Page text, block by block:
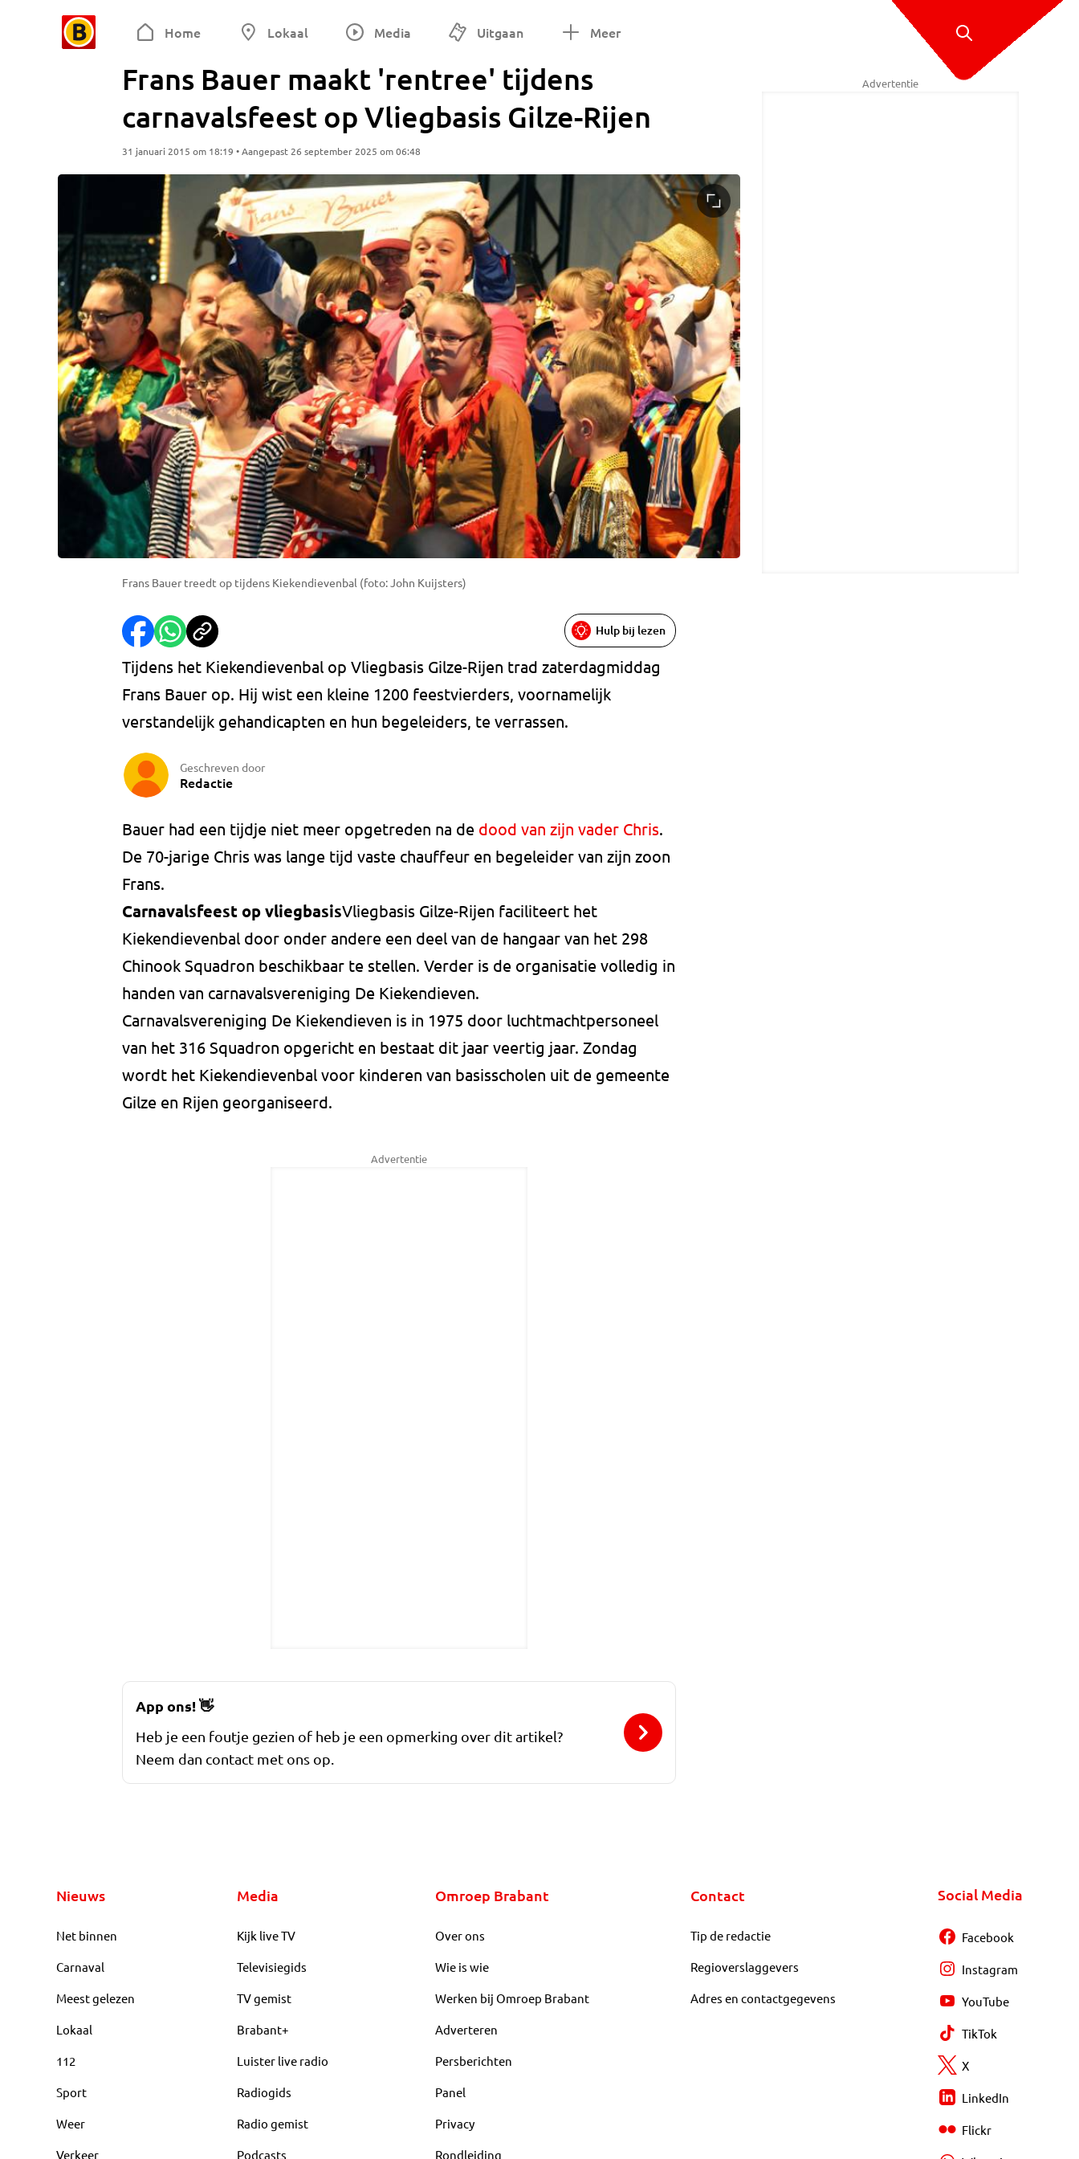
Home Lokaal Media Uitgaan Meer
Frans Bauer maakt 'rentree' tijdens
carnavalsfeest op Vliegbasis Gilze-Rijen
31 januari 2015 om 18:19 • Aangepast 26 september 2025 om 06:48
Frans Bauer treedt op tijdens Kiekendievenbal (foto: John Kuijsters)
Hulp bij lezen
Tijdens het Kiekendievenbal op Vliegbasis Gilze-Rijen trad zaterdagmiddag
Frans Bauer op. Hij wist een kleine 1200 feestvierders, voornamelijk
verstandelijk gehandicapten en hun begeleiders, te verrassen.
Geschreven door
Redactie
Bauer had een tijdje niet meer opgetreden na de dood van zijn vader Chris.
De 70-jarige Chris was lange tijd vaste chauffeur en begeleider van zijn zoon
Frans.
Carnavalsfeest op vliegbasisVliegbasis Gilze-Rijen faciliteert het
Kiekendievenbal door onder andere een deel van de hangaar van het 298
Chinook Squadron beschikbaar te stellen. Verder is de organisatie volledig in
handen van carnavalsvereniging De Kiekendieven.
Carnavalsvereniging De Kiekendieven is in 1975 door luchtmachtpersoneel
van het 316 Squadron opgericht en bestaat dit jaar veertig jaar. Zondag
wordt het Kiekendievenbal voor kinderen van basisscholen uit de gemeente
Gilze en Rijen georganiseerd.
Advertentie
Advertentie
App ons!👋
Heb je een foutje gezien of heb je een opmerking over dit artikel?
Neem dan contact met ons op.
Nieuws
Net binnen
Carnaval
Meest gelezen
Lokaal
112
Sport
Weer
Verkeer
Media
Kijk live TV
Televisiegids
TV gemist
Brabant+
Luister live radio
Radiogids
Radio gemist
Podcasts
Omroep Brabant
Over ons
Wie is wie
Werken bij Omroep Brabant
Adverteren
Persberichten
Panel
Privacy
Rondleiding
Contact
Tip de redactie
Regioverslaggevers
Adres en contactgegevens
Social Media
Facebook
Instagram
YouTube
TikTok
X
LinkedIn
Flickr